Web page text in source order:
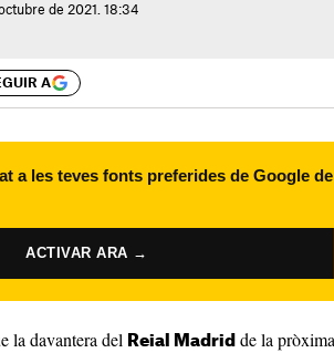
de 2021. 18:34
A
a les teves fonts preferides de Google de
ACTIVAR ARA →
la davantera del Reial Madrid de la pròxima